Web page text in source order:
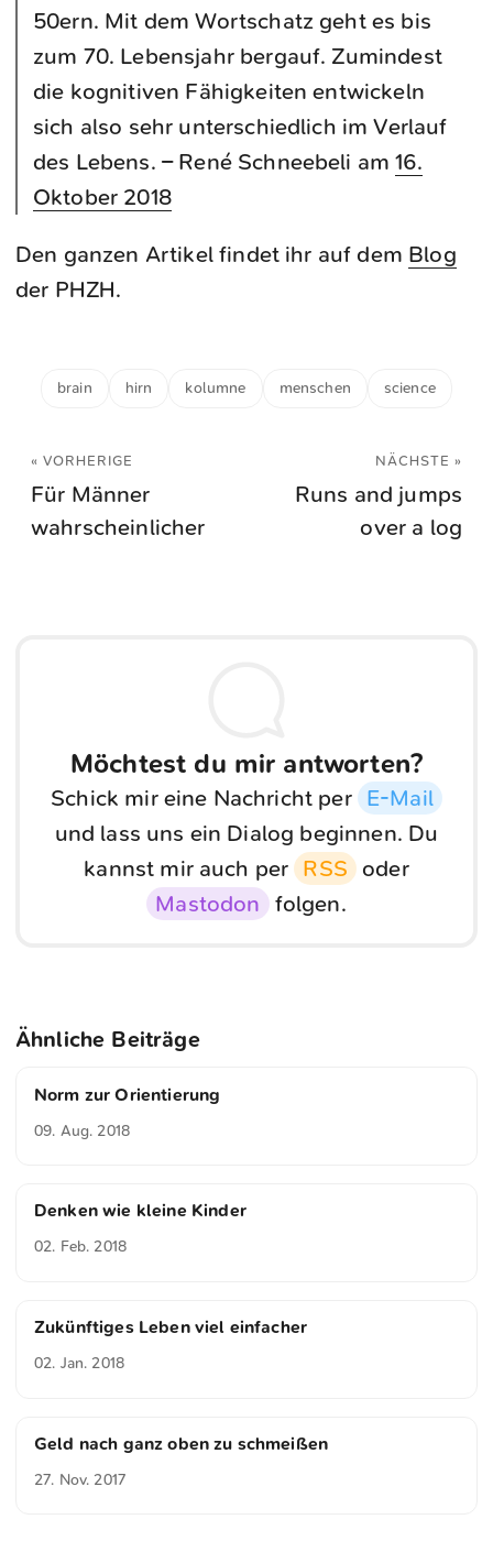
50ern. Mit dem Wortschatz geht es bis
zum 70. Lebensjahr bergauf. Zumindest
die kognitiven Fähigkeiten entwickeln
sich also sehr unterschiedlich im Verlauf
des Lebens. – René Schneebeli am16.
Oktober 2018
Den ganzen Artikel findet ihr auf dem Blog
der PHZH.
brain hirn kolumne menschen science
« VORHERIGE
Für Männer
wahrscheinlicher
NÄCHSTE »
Runs and jumps
over a log
Möchtest du mir antworten?
Schick mir eine Nachricht per E-Mail
und lass uns ein Dialog beginnen. Du
kannst mir auch per RSS oder
Mastodon folgen.
Ähnliche Beiträge
Norm zur Orientierung
09. Aug. 2018
Denken wie kleine Kinder
02. Feb. 2018
Zukünftiges Leben viel einfacher
02. Jan. 2018
Geld nach ganz oben zu schmeißen
27. Nov. 2017